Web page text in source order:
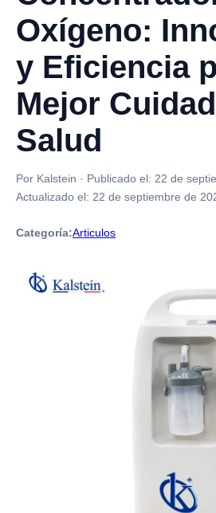
Oxígeno:
y Eficiencia
Mejor
Salud
Por Kalstein · Publicado el: 22 de
Actualizado el: 22 de septiembre de
Categoría:Articulos